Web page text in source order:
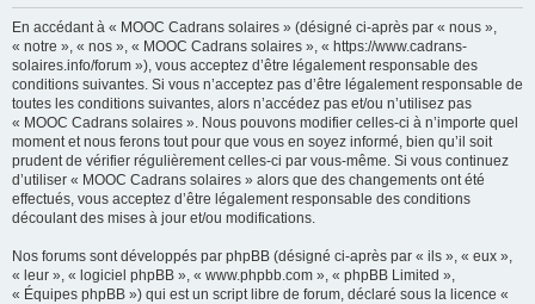
En accédant à « MOOC Cadrans solaires » (désigné ci-après par « nous »,
« notre », « nos », « MOOC Cadrans solaires », « https://www.cadrans-
solaires.info/forum »), vous acceptez d’être légalement responsable des
conditions suivantes. Si vous n’acceptez pas d’être légalement responsable de
toutes les conditions suivantes, alors n’accédez pas et/ou n’utilisez pas
« MOOC Cadrans solaires ». Nous pouvons modifier celles-ci à n’importe quel
moment et nous ferons tout pour que vous en soyez informé, bien qu’il soit
prudent de vérifier régulièrement celles-ci par vous-même. Si vous continuez
d’utiliser « MOOC Cadrans solaires » alors que des changements ont été
effectués, vous acceptez d’être légalement responsable des conditions
découlant des mises à jour et/ou modifications.
Nos forums sont développés par phpBB (désigné ci-après par « ils », « eux »,
« leur », « logiciel phpBB », « www.phpbb.com », « phpBB Limited »,
« Équipes phpBB ») qui est un script libre de forum, déclaré sous la licence «